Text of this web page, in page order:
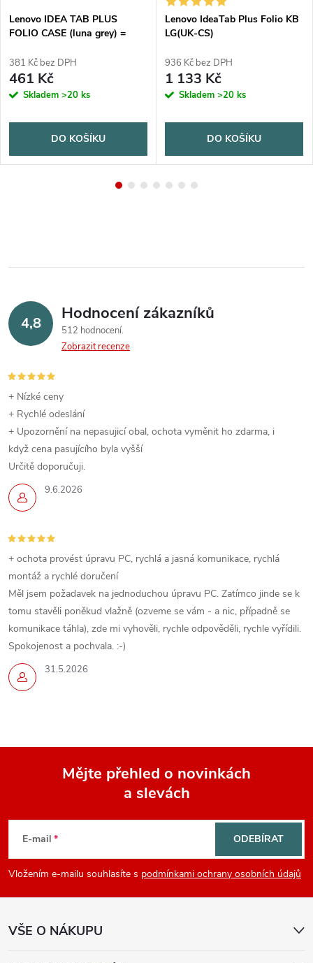
Lenovo IDEA TAB PLUS
FOLIO CASE (luna grey) =
381 Kč bez DPH
461 Kč
Skladem >20 ks
DO KOŠÍKU
Lenovo IdeaTab Plus Folio KB
LG(UK-CS)
936 Kč bez DPH
1 133 Kč
Skladem >20 ks
DO KOŠÍKU
4,8 Hodnocení zákazníků
512 hodnocení
Zobrazit recenze
9.6.2026
+ Nízké ceny
+ Rychlé odeslání
+ Upozornění na nepasujicí obal, ochota vyměnit ho zdarma, i
když cena pasujícího byla vyšší
Určitě doporučuji.
31.5.2026
+ ochota provést úpravu PC, rychlá a jasná komunikace, rychlá
montáž a rychlé doručení
Měl jsem požadavek na jednoduchou úpravu PC. Zatímco jinde se k
tomu stavěli poněkud vlažně (ozveme se vám - a nic, případně se
komunikace táhla), zde mi vyhověli, rychle odpověděli, rychle vyřídili.
Spokojenost a pochvala. :-)
p
a
Mějte přehled o novinkách
a slevách
E-mail
Vložením e-mailu souhlasíte s podmínkami ochrany osobních údajů
ODEBÍRAT
VŠE O NÁKUPU